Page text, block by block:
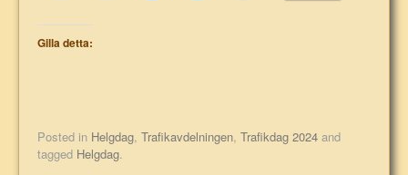
Gilla detta:
Posted in Helgdag, Trafikavdelningen, Trafikdag 2024 and
tagged Helgdag.